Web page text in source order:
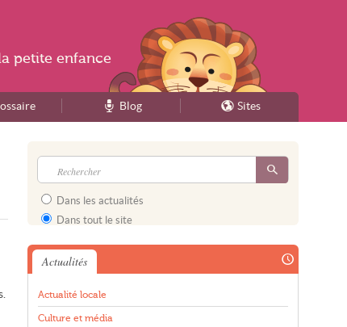
Blog Sites
Dans les actualités
Dans tout le site
Actualités
Actualité locale
Culture et média
petite enfance